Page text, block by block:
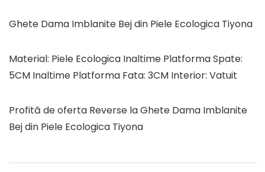
Ghete Dama Imblanite Bej din Piele Ecologica Tiyona
Material: Piele Ecologica Inaltime Platforma Spate:
5CM Inaltime Platforma Fata: 3CM Interior: Vatuit
Profită de oferta Reverse la Ghete Dama Imblanite
Bej din Piele Ecologica Tiyona